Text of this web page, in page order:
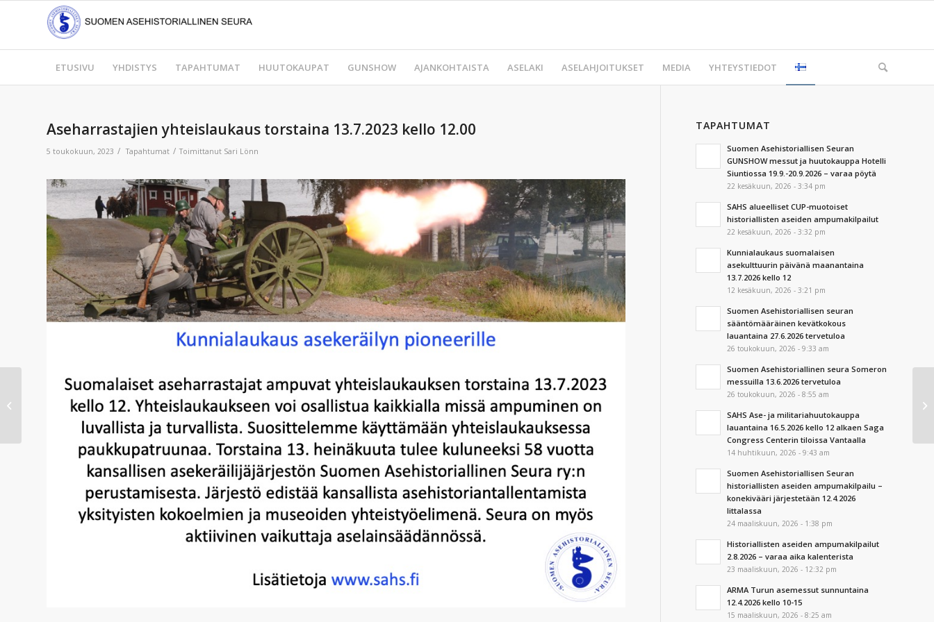
ETUSIVU YHDISTYS TAPAHTUMAT HUUTOKAUPAT GUNSHOW AJANKOHTAISTA ASELAKI ASELAHJOITUKSET MEDIA YHTEYSTIEDOT
Aseharrastajien yhteislaukaus torstaina 13.7.2023 kello 12.00
5 toukokuun, 2023 / Tapahtumat / Toimittanut Sari Lönn
TAPAHTUMAT
Suomen Asehistoriallisen Seuran
GUNSHOW messut ja huutokauppa Hotelli
Siuntiossa 19.9.-20.9.2026 – varaa pöytä
22 kesäkuun, 2026 - 3:34 pm
SAHS alueelliset CUP-muotoiset
historiallisten aseiden ampumakilpailut
22 kesäkuun, 2026 - 3:32 pm
Kunnialaukaus suomalaisen
asekulttuurin päivänä maanantaina
13.7.2026 kello 12
12 kesäkuun, 2026 - 3:21 pm
Suomen Asehistoriallisen seuran
sääntömääräinen kevätkokous
lauantaina 27.6.2026 tervetuloa
26 toukokuun, 2026 - 9:33 am
Suomen Asehistoriallinen seura Someron
messuilla 13.6.2026 tervetuloa
26 toukokuun, 2026 - 8:55 am
SAHS Ase- ja militariahuutokauppa
lauantaina 16.5.2026 kello 12 alkaen Saga
Congress Centerin tiloissa Vantaalla
14 huhtikuun, 2026 - 9:43 am
Suomen Asehistoriallisen Seuran
historiallisten aseiden ampumakilpailu –
konekivääri järjestetään 12.4.2026
Iittalassa
24 maaliskuun, 2026 - 1:38 pm
Historiallisten aseiden ampumakilpailut
2.8.2026 – varaa aika kalenterista
23 maaliskuun, 2026 - 12:32 pm
ARMA Turun asemessut sunnuntaina
12.4.2026 kello 10-15
15 maaliskuun, 2026 - 8:25 am
SAHS Keväthuutokaupan 21.5.2023
huutokauppaluettelo on julkaistu